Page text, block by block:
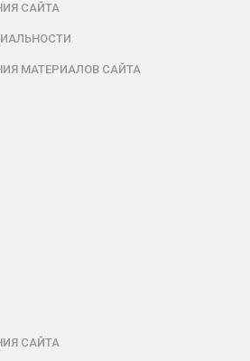
САЙТА
МАТЕРИАЛОВ САЙТА
САЙТА